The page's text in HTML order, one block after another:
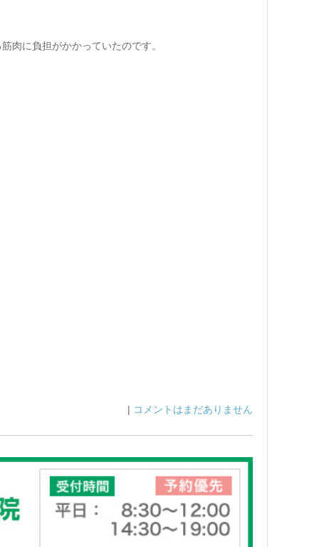
肉に負担がかかっていたのです。
| コメントはまだありません